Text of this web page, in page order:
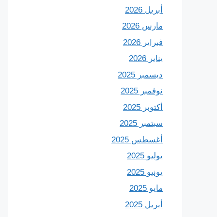
أبريل 2026
مارس 2026
فبراير 2026
يناير 2026
ديسمبر 2025
نوفمبر 2025
أكتوبر 2025
سبتمبر 2025
أغسطس 2025
يوليو 2025
يونيو 2025
مايو 2025
أبريل 2025